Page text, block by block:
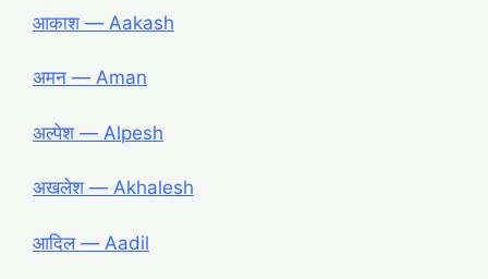
आकाश ― Aakash
अमन ― Aman
अल्पेश ― Alpesh
अखलेश ― Akhalesh
आदिल ― Aadil